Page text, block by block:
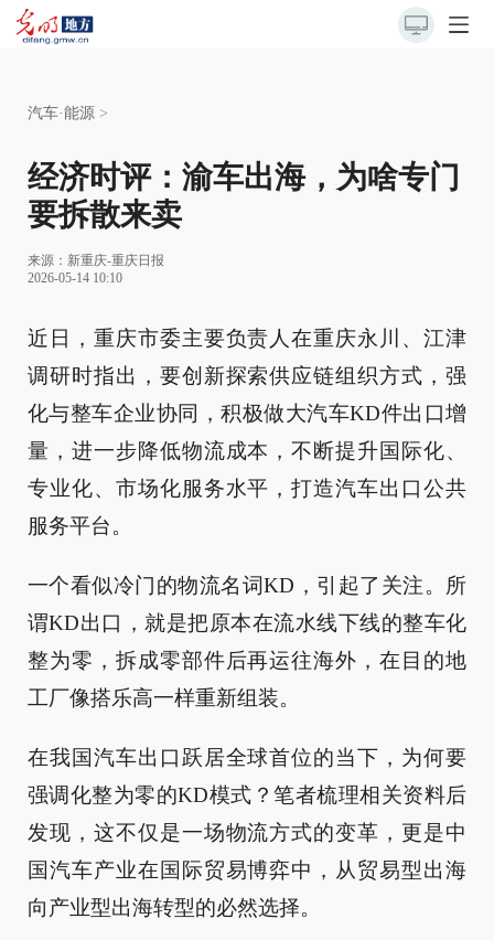
汽车·能源 >
经济时评：渝车出海，为啥专门
要拆散来卖
来源： 新重庆-重庆日报
2026-05-14 10:10
近日，重庆市委主要负责人在重庆永川、江津
调研时指出，要创新探索供应链组织方式，强
化与整车企业协同，积极做大汽车KD件出口增
量，进一步降低物流成本，不断提升国际化、
专业化、市场化服务水平，打造汽车出口公共
服务平台。
一个看似冷门的物流名词KD，引起了关注。所
谓KD出口，就是把原本在流水线下线的整车化
整为零，拆成零部件后再运往海外，在目的地
工厂像搭乐高一样重新组装。
在我国汽车出口跃居全球首位的当下，为何要
强调化整为零的KD模式？笔者梳理相关资料后
发现，这不仅是一场物流方式的变革，更是中
国汽车产业在国际贸易博弈中，从贸易型出海
向产业型出海转型的必然选择。